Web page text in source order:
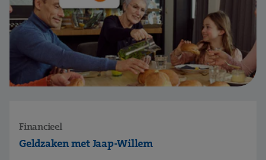
Geldzaken met Jaap-Willem
Financieel